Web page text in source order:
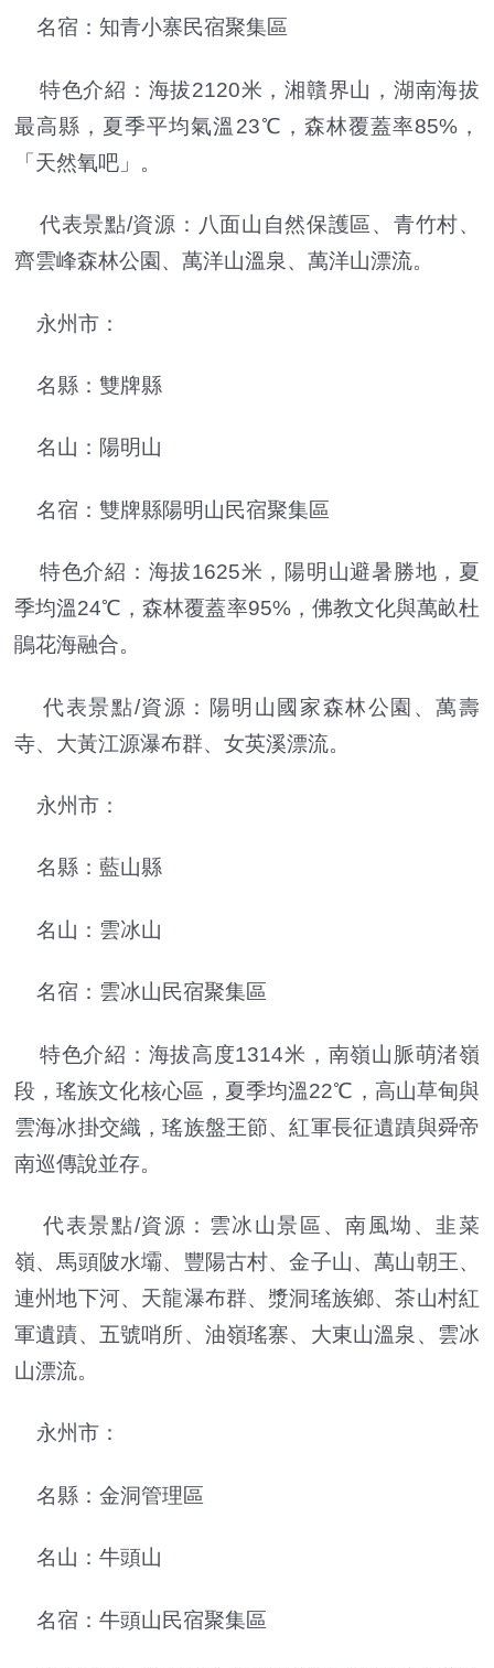
名宿：知青小寨民宿聚集區
特色介紹：海拔2120米，湘贛界山，湖南海拔
最高縣，夏季平均氣溫23℃，森林覆蓋率85%，
「天然氧吧」。
代表景點/資源：八面山自然保護區、青竹村、
齊雲峰森林公園、萬洋山溫泉、萬洋山漂流。
永州市：
名縣：雙牌縣
名山：陽明山
名宿：雙牌縣陽明山民宿聚集區
特色介紹：海拔1625米，陽明山避暑勝地，夏
季均溫24℃，森林覆蓋率95%，佛教文化與萬畝杜
鵑花海融合。
代表景點/資源：陽明山國家森林公園、萬壽
寺、大黃江源瀑布群、女英溪漂流。
永州市：
名縣：藍山縣
名山：雲冰山
名宿：雲冰山民宿聚集區
特色介紹：海拔高度1314米，南嶺山脈萌渚嶺
段，瑤族文化核心區，夏季均溫22℃，高山草甸與
雲海冰掛交織，瑤族盤王節、紅軍長征遺蹟與舜帝
南巡傳說並存。
代表景點/資源：雲冰山景區、南風坳、韭菜
嶺、馬頭陂水壩、豐陽古村、金子山、萬山朝王、
連州地下河、天龍瀑布群、漿洞瑤族鄉、茶山村紅
軍遺蹟、五號哨所、油嶺瑤寨、大東山溫泉、雲冰
山漂流。
永州市：
名縣：金洞管理區
名山：牛頭山
名宿：牛頭山民宿聚集區